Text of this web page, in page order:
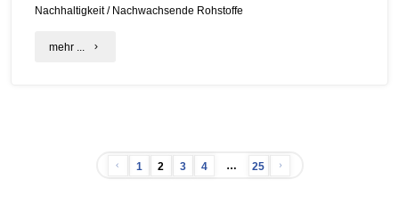
Nachhaltigkeit/ Nachwachsende Rohstoffe
mehr ... "C.A.R.M.E.N.
Landshuter
1 2 3 4 … 25